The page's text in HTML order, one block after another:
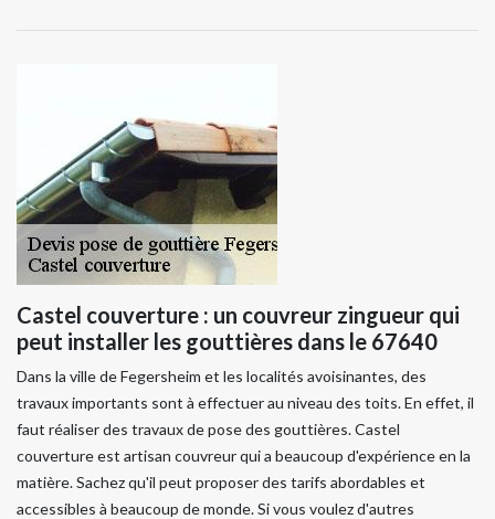
Castel couverture : un couvreur zingueur qui
peut installer les gouttières dans le 67640
Dans la ville de Fegersheim et les localités avoisinantes, des
travaux importants sont à effectuer au niveau des toits. En effet, il
faut réaliser des travaux de pose des gouttières. Castel
couverture est artisan couvreur qui a beaucoup d'expérience en la
matière. Sachez qu'il peut proposer des tarifs abordables et
accessibles à beaucoup de monde. Si vous voulez d'autres